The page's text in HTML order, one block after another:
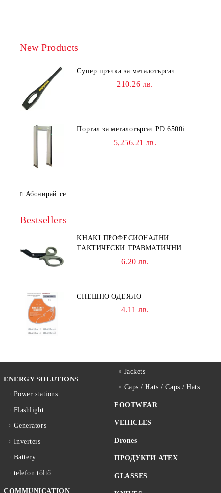
New Products
Супер пръчка за металотърсач
210.26 лв.
Портал за металотърсач PD 6500i
5,256.21 лв.
Абонирай се
Bestsellers
KHAKI ПРОФЕСИОНАЛНИ
ТАКТИЧЕСКИ ТРАВМАТИЧНИ
НОЖИЦИ НОЖИЦА
6.20 лв.
СПЕШНО ОДЕЯЛО
4.11 лв.
ENERGY SOLUTIONS
Power stations
Flashlight
Generators
Inverters
Battery
telefon töltő
COMMUNICATION
Jackets
Caps / Hats / Caps / Hats
FOOTWEAR
VEHICLES
Drones
ПРОДУКТИ ATEX
GLASSES